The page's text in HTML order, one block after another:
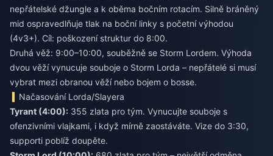
nepřátelské džungle a k oběma bočním rotacím. Silně bráněný
mid ospravedlňuje tlak na boční linky s početní výhodou
(4v3+). Cíl: poškození struktur do 8:00.
Druhá věž: 9:00–10:00, souběžně se Storm Lordem. Výhoda
dvou věží vynucuje souboje o Storm Lorda – nepřátelé si musí
vybrat mezi obranou věží nebo bojem o bosse.
Načasování Lorda/Slayera
Tyrant (4:00): 355 zlata pro tým. Vynucujte souboje s
ofenzivními vlajkami, i když mírně zaostáváte. Vize do 3:30,
supporti poblíž doupěte.